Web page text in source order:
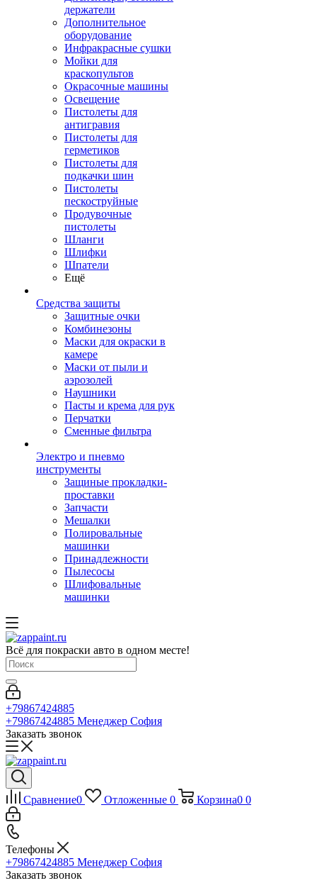
держатели
Дополнительное
оборудование
Инфракрасные сушки
Мойки для
краскопультов
Окрасочные машины
Освещение
Пистолеты для
антигравия
Пистолеты для
герметиков
Пистолеты для
подкачки шин
Пистолеты
пескоструйные
Продувочные
пистолеты
Шланги
Шлифки
Шпатели
Ещё
Средства защиты
Защитные очки
Комбинезоны
Маски для окраски в
камере
Маски от пыли и
аэрозолей
Наушники
Пасты и крема для рук
Перчатки
Сменные фильтра
Электро и пневмо
инструменты
Защиные прокладки-
проставки
Запчасти
Мешалки
Полировальные
машинки
Принадлежности
Пылесосы
Шлифовальные
машинки
Всё для покраски авто в одном месте!
+79867424885
+79867424885 Менеджер София
Заказать звонок
Сравнение0 Отложенные 0 Корзина0 0
Телефоны
+79867424885 Менеджер София
Заказать звонок